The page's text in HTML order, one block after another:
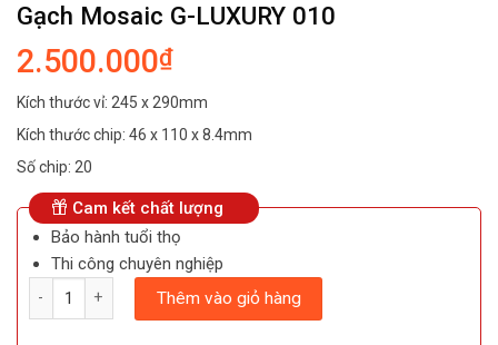
Gạch Mosaic G-LUXURY 010
2.500.000₫
Kích thước vỉ: 245 x 290mm
Kích thước chip: 46 x 110 x 8.4mm
Số chip: 20
Cam kết chất lượng
Bảo hành tuổi thọ
Thi công chuyên nghiệp
Thêm vào giỏ hàng